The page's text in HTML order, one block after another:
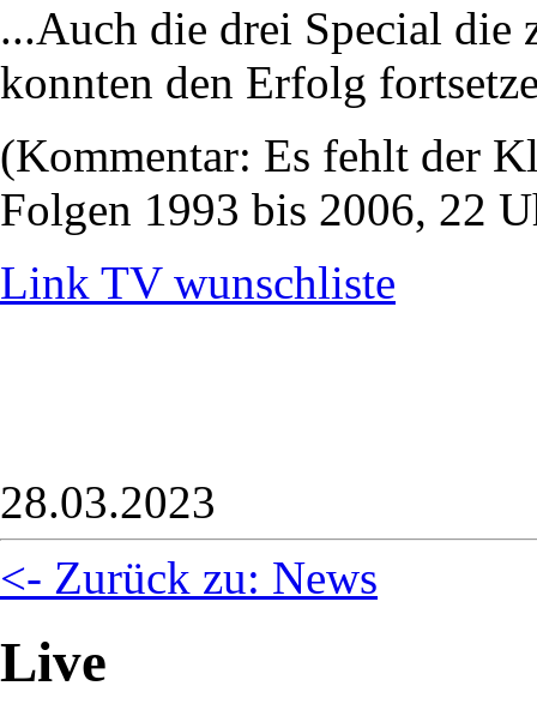
...Auch die drei Special die
konnten den Erfolg
(Kommentar: Es fehlt der
Folgen 1993 bis 2006, 22
Link TV wunschliste
28.03.2023
<- Zurück zu: News
Live